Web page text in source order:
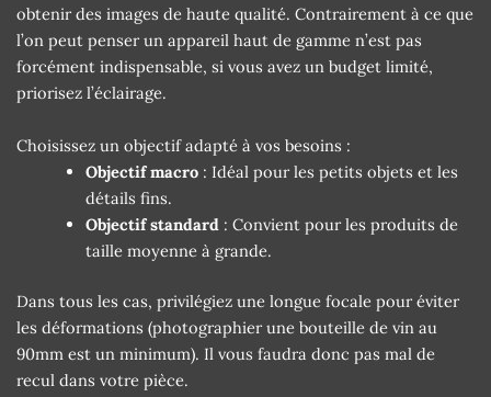
obtenir des images de haute qualité. Contrairement à ce que
l’on peut penser un appareil haut de gamme n’est pas
forcément indispensable, si vous avez un budget limité,
priorisez l’éclairage.
Choisissez un objectif adapté à vos besoins :
Objectif macro : Idéal pour les petits objets et les
détails fins.
Objectif standard : Convient pour les produits de
taille moyenne à grande.
Dans tous les cas, privilégiez une longue focale pour éviter
les déformations (photographier une bouteille de vin au
90mm est un minimum). Il vous faudra donc pas mal de
recul dans votre pièce.